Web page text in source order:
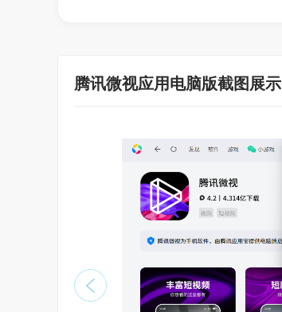
腾讯微视应用电脑版截图展示